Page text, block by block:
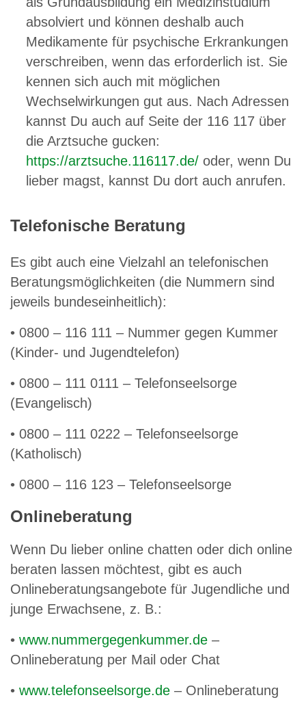
absolviert und können deshalb auch
Medikamente für psychische Erkrankungen
verschreiben, wenn das erforderlich ist. Sie
kennen sich auch mit möglichen
Wechselwirkungen gut aus. Nach Adressen
kannst Du auch auf Seite der 116 117 über
die Arztsuche gucken:
https://arztsuche.116117.de/ oder, wenn Du
lieber magst, kannst Du dort auch anrufen.
Telefonische Beratung
Es gibt auch eine Vielzahl an telefonischen
Beratungsmöglichkeiten (die Nummern sind
jeweils bundeseinheitlich):
• 0800 – 116 111 – Nummer gegen Kummer
(Kinder- und Jugendtelefon)
• 0800 – 111 0111 – Telefonseelsorge
(Evangelisch)
• 0800 – 111 0222 – Telefonseelsorge
(Katholisch)
• 0800 – 116 123 – Telefonseelsorge
Onlineberatung
Wenn Du lieber online chatten oder dich online
beraten lassen möchtest, gibt es auch
Onlineberatungsangebote für Jugendliche und
junge Erwachsene, z. B.:
• www.nummergegenkummer.de –
Onlineberatung per Mail oder Chat
• www.telefonseelsorge.de – Onlineberatung